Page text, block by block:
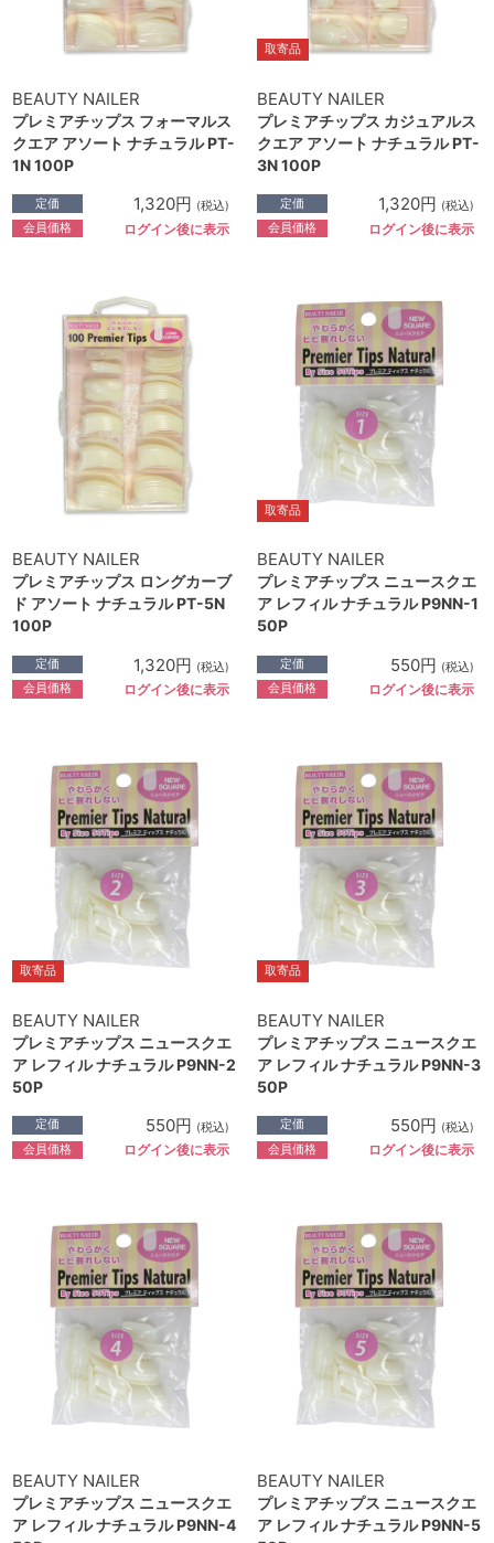
BEAUTY NAILER
プレミアチップス フォーマルス
クエア アソート ナチュラル PT-
1N 100P
定価 1,320円 (税込)
会員価格 ログイン後に表示
取寄品
BEAUTY NAILER
プレミアチップス カジュアルス
クエア アソート ナチュラル PT-
3N 100P
定価 1,320円 (税込)
会員価格 ログイン後に表示
BEAUTY NAILER
プレミアチップス ロングカーブ
ド アソート ナチュラル PT-5N
100P
定価 1,320円 (税込)
会員価格 ログイン後に表示
取寄品
BEAUTY NAILER
プレミアチップス ニュースクエ
ア レフィル ナチュラル P9NN-1
50P
定価 550円 (税込)
会員価格 ログイン後に表示
取寄品
BEAUTY NAILER
プレミアチップス ニュースクエ
ア レフィル ナチュラル P9NN-2
50P
定価 550円 (税込)
会員価格 ログイン後に表示
取寄品
BEAUTY NAILER
プレミアチップス ニュースクエ
ア レフィル ナチュラル P9NN-3
50P
定価 550円 (税込)
会員価格 ログイン後に表示
BEAUTY NAILER
プレミアチップス ニュースクエ
ア レフィル ナチュラル P9NN-4
BEAUTY NAILER
プレミアチップス ニュースクエ
ア レフィル ナチュラル P9NN-5